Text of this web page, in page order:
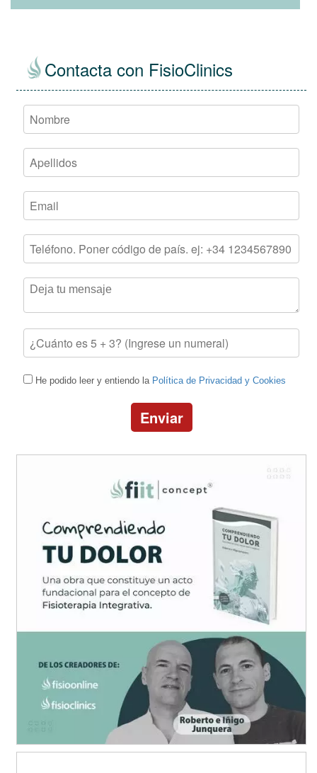
Contacta con FisioClinics
He podido leer y entiendo la Política de Privacidad y Cookies
Enviar